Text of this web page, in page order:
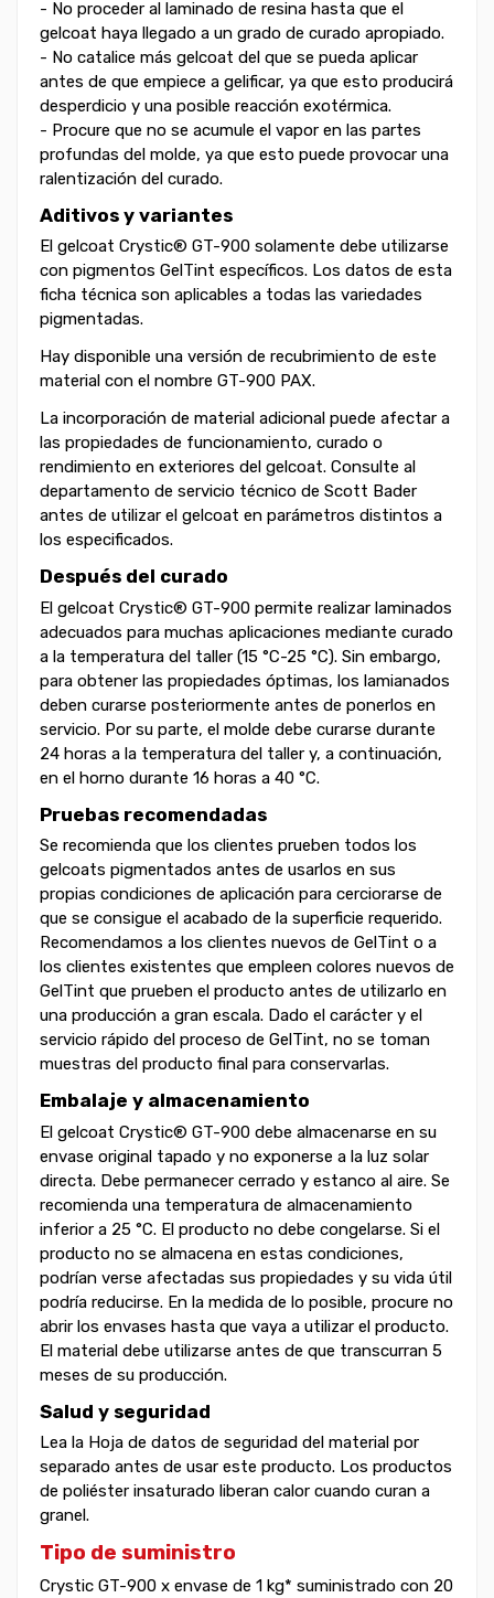
- No proceder al laminado de resina hasta que el
gelcoat haya llegado a un grado de curado apropiado.
- No catalice más gelcoat del que se pueda aplicar
antes de que empiece a gelificar, ya que esto producirá
desperdicio y una posible reacción exotérmica.
- Procure que no se acumule el vapor en las partes
profundas del molde, ya que esto puede provocar una
ralentización del curado.
Aditivos y variantes
El gelcoat Crystic® GT-900 solamente debe utilizarse
con pigmentos GelTint específicos. Los datos de esta
ficha técnica son aplicables a todas las variedades
pigmentadas.
Hay disponible una versión de recubrimiento de este
material con el nombre GT-900 PAX.
La incorporación de material adicional puede afectar a
las propiedades de funcionamiento, curado o
rendimiento en exteriores del gelcoat. Consulte al
departamento de servicio técnico de Scott Bader
antes de utilizar el gelcoat en parámetros distintos a
los especificados.
Después del curado
El gelcoat Crystic® GT-900 permite realizar laminados
adecuados para muchas aplicaciones mediante curado
a la temperatura del taller (15 °C-25 °C). Sin embargo,
para obtener las propiedades óptimas, los lamianados
deben curarse posteriormente antes de ponerlos en
servicio. Por su parte, el molde debe curarse durante
24 horas a la temperatura del taller y, a continuación,
en el horno durante 16 horas a 40 °C.
Pruebas recomendadas
Se recomienda que los clientes prueben todos los
gelcoats pigmentados antes de usarlos en sus
propias condiciones de aplicación para cerciorarse de
que se consigue el acabado de la superficie requerido.
Recomendamos a los clientes nuevos de GelTint o a
los clientes existentes que empleen colores nuevos de
GelTint que prueben el producto antes de utilizarlo en
una producción a gran escala. Dado el carácter y el
servicio rápido del proceso de GelTint, no se toman
muestras del producto final para conservarlas.
Embalaje y almacenamiento
El gelcoat Crystic® GT-900 debe almacenarse en su
envase original tapado y no exponerse a la luz solar
directa. Debe permanecer cerrado y estanco al aire. Se
recomienda una temperatura de almacenamiento
inferior a 25 °C. El producto no debe congelarse. Si el
producto no se almacena en estas condiciones,
podrían verse afectadas sus propiedades y su vida útil
podría reducirse. En la medida de lo posible, procure no
abrir los envases hasta que vaya a utilizar el producto.
El material debe utilizarse antes de que transcurran 5
meses de su producción.
Salud y seguridad
Lea la Hoja de datos de seguridad del material por
separado antes de usar este producto. Los productos
de poliéster insaturado liberan calor cuando curan a
granel.
Tipo de suministro
Crystic GT-900 x envase de 1 kg* suministrado con 20